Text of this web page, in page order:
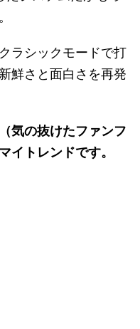
ラシックモードで打
鮮さと面白さを再発
気の抜けたファンフ
イトレンドです。